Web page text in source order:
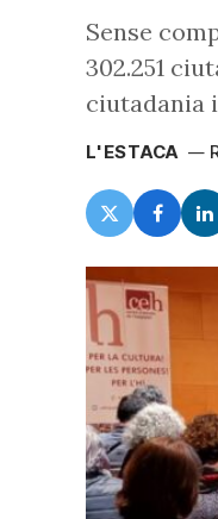
Sense
302.251
ciutadania
L'ESTACA